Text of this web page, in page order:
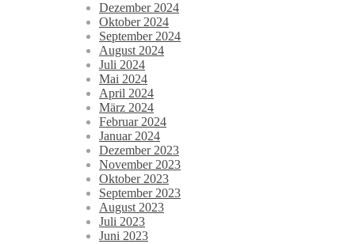
Dezember 2024
Oktober 2024
September 2024
August 2024
Juli 2024
Mai 2024
April 2024
März 2024
Februar 2024
Januar 2024
Dezember 2023
November 2023
Oktober 2023
September 2023
August 2023
Juli 2023
Juni 2023